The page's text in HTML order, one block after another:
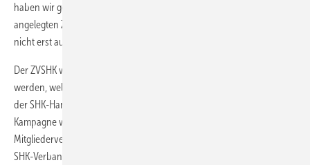
haben wir gemacht.“ Doch im Mittelpunkt dieser auf fünf Jahre
angelegten ZDH-Werbung steht der unentbehrliche Handwerker – der
nicht erst ausgebildet werden muss.
Der ZVSHK will hier draufsatteln: Unter ­Jugendlichen soll publik
werden, welche Chancen sich durch einen Ausbildungsplatz in einem
der SHK-Handwerke eröffnen. Details zu einer bundesweiten Werbe-
Kampagne werden momentan ausgearbeitet. Schon auf der
Mitgliederversammlung im Frühjahr gab es ein eindeutiges Votum der
SHK-­Verbandsorganisation, möglichst bald diese ­Initiative zu